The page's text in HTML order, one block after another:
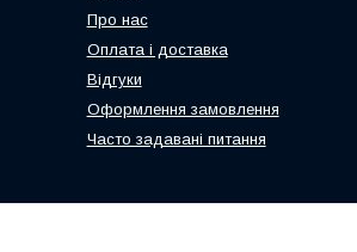
Про нас
Оплата і доставка
Відгуки
Оформлення замовлення
Часто задавані питання